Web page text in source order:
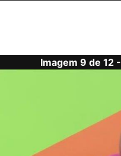
Imagem 9 de 12 -